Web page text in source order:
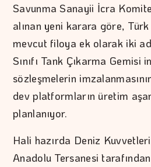
Savunma Sanayii İcra
alınan yeni karara göre,
mevcut filoya ek olarak iki
Sınıfı Tank Çıkarma Gemisi
sözleşmelerin
dev platformların üretim
planlanıyor.
Hali hazırda Deniz
Anadolu Tersanesi